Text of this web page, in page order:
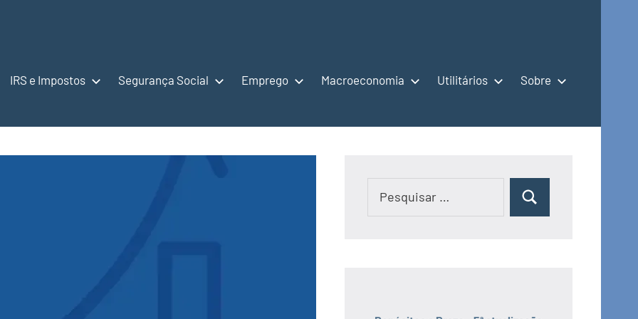
IRS e Impostos Segurança Social Emprego Macroeconomia Utilitários Sobre
Pesquisar